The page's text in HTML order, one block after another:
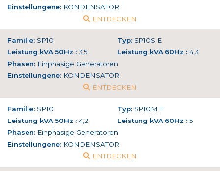
Einstellungene: KONDENSATOR
ENTDECKEN
Familie: SP10 Typ: SP10S E
Leistung kVA 50Hz : 3,5 Leistung kVA 60Hz : 4,3
Phasen: Einphasige Generatoren
Einstellungene: KONDENSATOR
ENTDECKEN
Familie: SP10 Typ: SP10M F
Leistung kVA 50Hz : 4,2 Leistung kVA 60Hz : 5
Phasen: Einphasige Generatoren
Einstellungene: KONDENSATOR
ENTDECKEN